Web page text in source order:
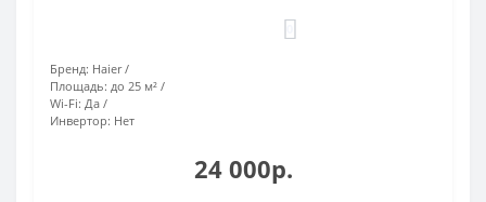
Бренд: Haier
Площадь: до 25 м²
Wi-Fi: Да
Инвертор: Нет
24 000р.